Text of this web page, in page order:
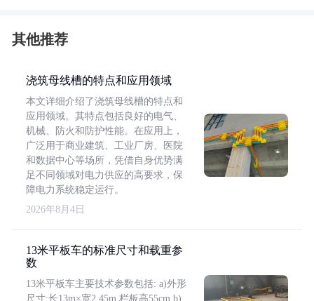
其他推荐
浇筑母线槽的特点和应用领域
本文详细介绍了浇筑母线槽的特点和
应用领域。其特点包括良好的电气、
机械、防火和防护性能。在应用上，
广泛用于商业建筑、工业厂房、医院
和数据中心等场所，凭借自身优势满
足不同领域对电力供应的高要求，保
障电力系统稳定运行。
2026年8月4日
13米平板车的标准尺寸和载重参
数
13米平板车主要技术参数包括: a)外形
尺寸:长13m×宽2.45m,栏板高55cm b)